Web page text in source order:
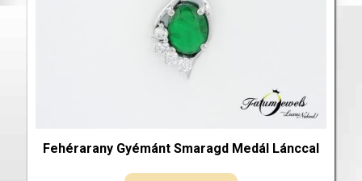
Fehérarany Gyémánt Smaragd Medál Lánccal